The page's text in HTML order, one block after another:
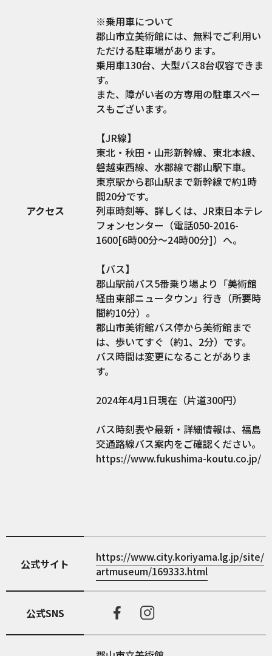
アクセス
※乗用車について
郡山市立美術館には、無料でご利用い
ただける駐車場があります。
乗用車130台、大型バス8台収容できま
す。
また、障がい者の方専用の駐車スペー
スもございます。
【JR線】
東北・秋田・山形新幹線、東北本線、
磐越東西線、水郡線で郡山駅下車。
東京駅から郡山駅まで新幹線で約1時
間20分です。
列車時刻等、詳しくは、JR東日本テレ
フォンセンター（電話050-2016-
1600[6時00分～24時00分]）へ。
【バス】
郡山駅前バス5番乗り場より「美術館
経由東部ニュータウン」行き（所要時
間約10分）。
郡山市美術館バス停から美術館まで
は、歩いてすぐ（約1、2分）です。
バス時間は変更になることがありま
す。
2024年4月1日現在（片道300円）
バス時刻表や最新・詳細情報は、福島
交通路線バス案内をご確認ください。
https://www.fukushima-koutu.co.jp/
公式サイト
https://www.city.koriyama.lg.jp/site/
artmuseum/169333.html
公式SNS